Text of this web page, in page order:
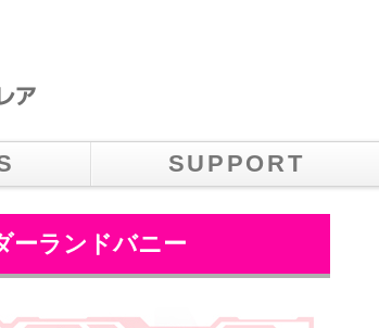
SUPPORT
ランドバニー